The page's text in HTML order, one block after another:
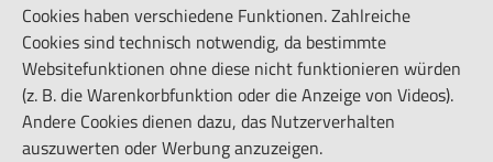
Cookies haben verschiedene Funktionen. Zahlreiche
Cookies sind technisch notwendig, da bestimmte
Websitefunktionen ohne diese nicht funktionieren würden
(z. B. die Warenkorbfunktion oder die Anzeige von Videos).
Andere Cookies dienen dazu, das Nutzerverhalten
auszuwerten oder Werbung anzuzeigen.